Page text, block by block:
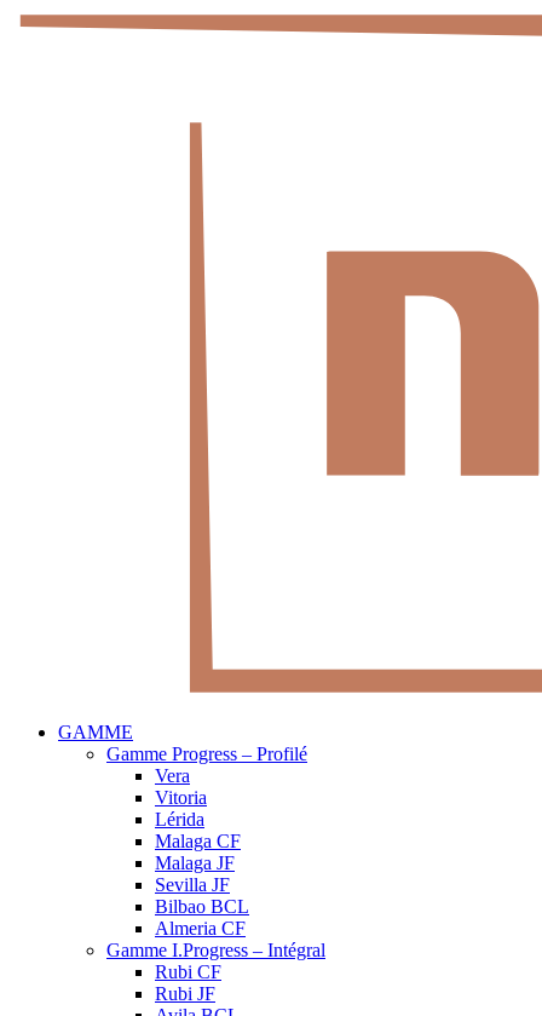
GAMME
Gamme Progress – Profilé
Vera
Vitoria
Lérida
Malaga CF
Malaga JF
Sevilla JF
Bilbao BCL
Almeria CF
Gamme I.Progress – Intégral
Rubi CF
Rubi JF